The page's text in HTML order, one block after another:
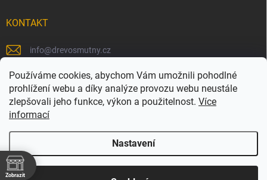
Používáme cookies, abychom Vám umožnili pohodlné
prohlížení webu a díky analýze provozu webu neustále
zlepšovali jeho funkce, výkon a použitelnost. Více
informací
Nastavení
KONTAKT
info@drevosmutny.cz
+420 725 710 840
https://www.facebook.com/drevosmutny/
drevosmutny/
Dřevosmutný . Všechna práva vyhrazena.
Zobrazit